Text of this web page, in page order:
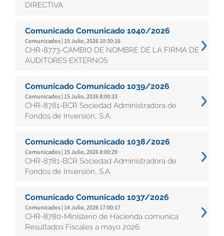
DIRECTIVA
Comunicado Comunicado 1040/2026
Comunicados | 15 Julio, 2026 10:30:16
CHR-8773-CAMBIO DE NOMBRE DE LA FIRMA DE
AUDITORES EXTERNOS
Comunicado Comunicado 1039/2026
Comunicados | 15 Julio, 2026 8:00:33
CHR-8781-BCR Sociedad Administradora de
Fondos de Inversión, S.A.
Comunicado Comunicado 1038/2026
Comunicados | 15 Julio, 2026 8:00:29
CHR-8781-BCR Sociedad Administradora de
Fondos de Inversión, S.A.
Comunicado Comunicado 1037/2026
Comunicados | 14 Julio, 2026 17:00:17
CHR-8780-Ministerio de Hacienda comunica
Resultados Fiscales a mayo 2026.